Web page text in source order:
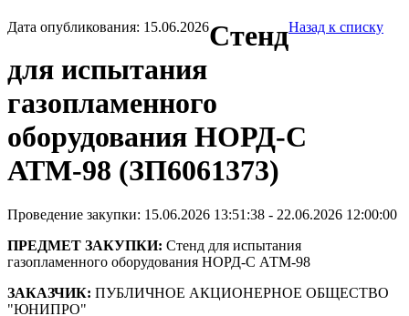
Дата опубликования: 15.06.2026 Назад к списку
Стенд
для испытания
газопламенного
оборудования НОРД-С
АТМ-98 (ЗП6061373)
Проведение закупки: 15.06.2026 13:51:38 - 22.06.2026 12:00:00
ПРЕДМЕТ ЗАКУПКИ: Стенд для испытания
газопламенного оборудования НОРД-С АТМ-98
ЗАКАЗЧИК: ПУБЛИЧНОЕ АКЦИОНЕРНОЕ ОБЩЕСТВО
"ЮНИПРО"